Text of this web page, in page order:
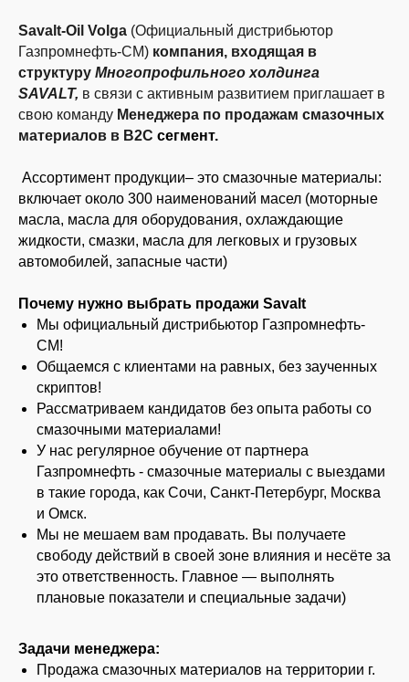
Savalt-Oil Volga (Официальный дистрибьютор
Газпромнефть-СМ) компания, входящая в
структуру Многопрофильного холдинга
SAVALT, в связи с активным развитием приглашает в
свою команду Менеджера по продажам смазочных
материалов в В2С сегмент.
Ассортимент продукции– это смазочные материалы:
включает около 300 наименований масел (моторные
масла, масла для оборудования, охлаждающие
жидкости, смазки, масла для легковых и грузовых
автомобилей, запасные части)
Почему нужно выбрать продажи Savalt
Мы официальный дистрибьютор Газпромнефть-
СМ!
Общаемся с клиентами на равных, без заученных
скриптов!
Рассматриваем кандидатов без опыта работы со
смазочными материалами!
У нас регулярное обучение от партнера
Газпромнефть - смазочные материалы с выездами
в такие города, как Сочи, Санкт-Петербург, Москва
и Омск.
Мы не мешаем вам продавать. Вы получаете
свободу действий в своей зоне влияния и несёте за
это ответственность. Главное — выполнять
плановые показатели и специальные задачи)
Задачи менеджера:
Продажа смазочных материалов на территории г.